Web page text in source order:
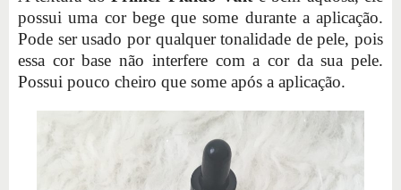
possui uma cor bege que some durante a aplicação.
Pode ser usado por qualquer tonalidade de pele, pois
essa cor base não interfere com a cor da sua pele.
Possui pouco cheiro que some após a aplicação.